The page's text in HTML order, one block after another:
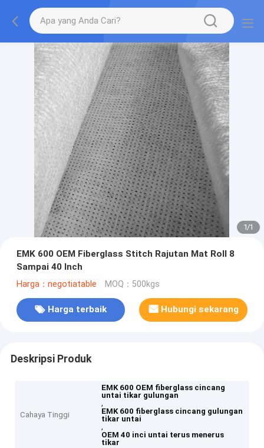
1/1
EMK 600 OEM Fiberglass Stitch Rajutan Mat Roll 8
Sampai 40 Inch
Harga：negotiatable MOQ：500kgs
Harga terbaik Hubungi sekarang
Deskripsi Produk
Cahaya Tinggi
EMK 600 OEM fiberglass cincang
untai tikar gulungan
,
EMK 600 fiberglass cincang gulungan
tikar untai
,
OEM 40 inci untai terus menerus
tikar